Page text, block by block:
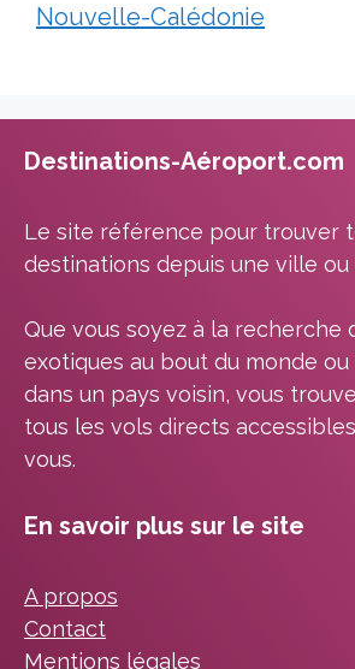
Nouvelle-Calédonie
Destinations-Aéroport.com
Le site référence pour trouver
destinations depuis une ville
Que vous soyez à la recherche
exotiques au bout du monde
dans un pays voisin, vous
tous les vols directs
vous.
En savoir plus sur le site
A propos
Contact
Mentions légales